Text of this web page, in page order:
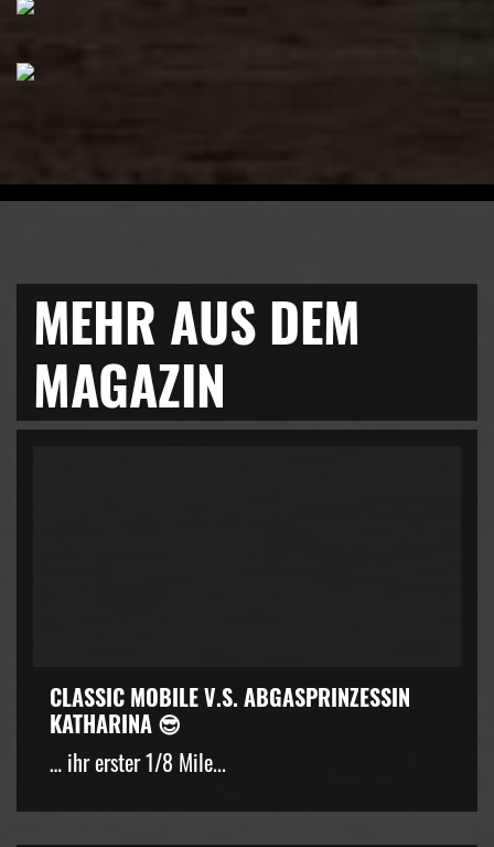
MEHR AUS DEM
MAGAZIN
CLASSIC MOBILE V.S. ABGASPRINZESSIN
KATHARINA 😎
… ihr erster 1/8 Mile...